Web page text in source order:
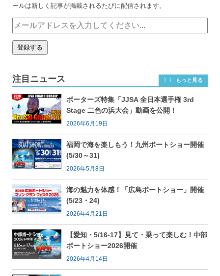
ールは新しく記事が掲載されるたびに配信されます。
注目ニュース 〉〉 もっと見る
ボーターズ特集「JJSA 全日本選手権 3rd
Stage 二色の浜大会」動画を公開！
2026年6月19日
福岡で海を楽しもう！九州ボートショー開催
(5/30～31)
2026年5月8日
海の魅力を体感！「広島ボートショー」開催
(5/23・24)
2026年4月21日
【愛知・5/16-17】見て・乗って楽しむ！中部
ボートショー2026開催
2026年4月14日